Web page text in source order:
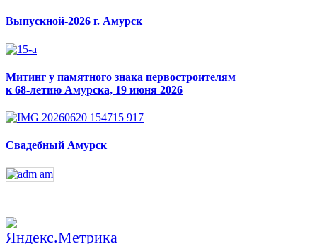
Выпускной-2026 г. Амурск
Митинг у памятного знака первостроителям
к 68-летию Амурска, 19 июня 2026
Свадебный Амурск